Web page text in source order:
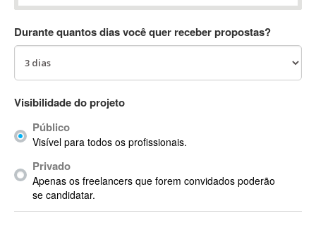
AC3
AccountMate
ACDSee
ACID Pro
ACPI
Acrobat X
ACT
Actian
Actimize
Durante quantos dias você quer receber propostas?
Visibilidade do projeto
Público
Visível para todos os profissionais.
Privado
Apenas os freelancers que forem convidados poderão
se candidatar.